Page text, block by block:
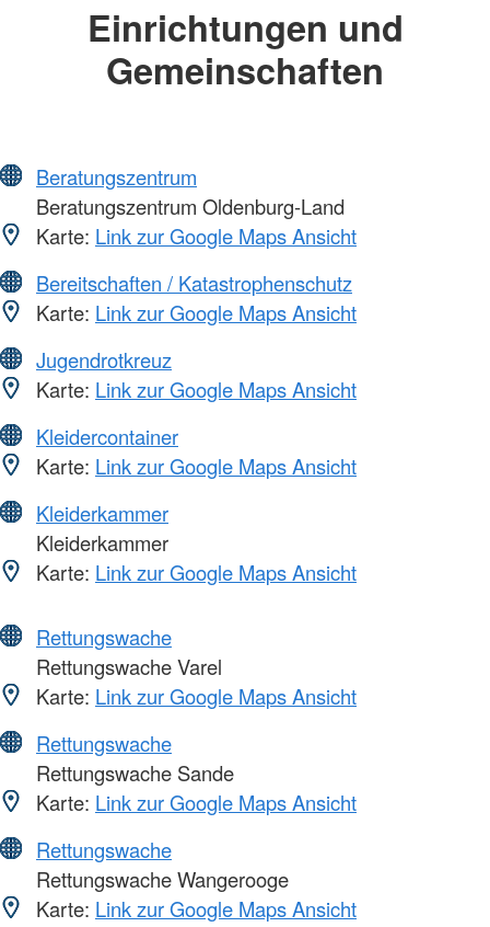
Einrichtungen und
Gemeinschaften
Beratungszentrum
Beratungszentrum Oldenburg-Land
Karte: Link zur Google Maps Ansicht
Bereitschaften / Katastrophenschutz
Karte: Link zur Google Maps Ansicht
Jugendrotkreuz
Karte: Link zur Google Maps Ansicht
Kleidercontainer
Karte: Link zur Google Maps Ansicht
Kleiderkammer
Kleiderkammer
Karte: Link zur Google Maps Ansicht
Rettungswache
Rettungswache Varel
Karte: Link zur Google Maps Ansicht
Rettungswache
Rettungswache Sande
Karte: Link zur Google Maps Ansicht
Rettungswache
Rettungswache Wangerooge
Karte: Link zur Google Maps Ansicht